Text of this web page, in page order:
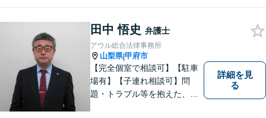
田中 悟史 弁護士
アウル総合法律事務所
山梨県|甲府市
【完全個室で相談可】【駐車
場有】【子連れ相談可】問
題・トラブル等を抱えた、ま
詳細を見
る